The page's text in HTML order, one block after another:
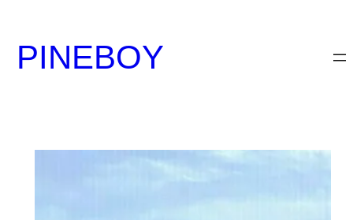
PINEBOY